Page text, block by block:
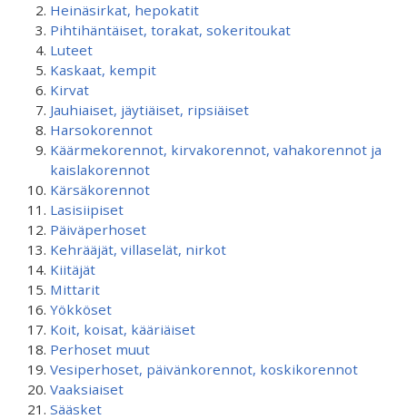
Heinäsirkat, hepokatit
Pihtihäntäiset, torakat, sokeritoukat
Luteet
Kaskaat, kempit
Kirvat
Jauhiaiset, jäytiäiset, ripsiäiset
Harsokorennot
Käärmekorennot, kirvakorennot, vahakorennot ja
kaislakorennot
Kärsäkorennot
Lasisiipiset
Päiväperhoset
Kehrääjät, villaselät, nirkot
Kiitäjät
Mittarit
Yökköset
Koit, koisat, kääriäiset
Perhoset muut
Vesiperhoset, päivänkorennot, koskikorennot
Vaaksiaiset
Sääsket